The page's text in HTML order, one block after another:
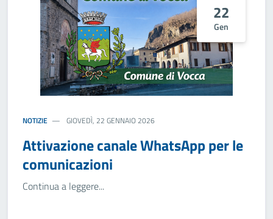
22
Gen
NOTIZIE GIOVEDÌ, 22 GENNAIO 2026
Attivazione canale WhatsApp per le
comunicazioni
Continua a leggere...